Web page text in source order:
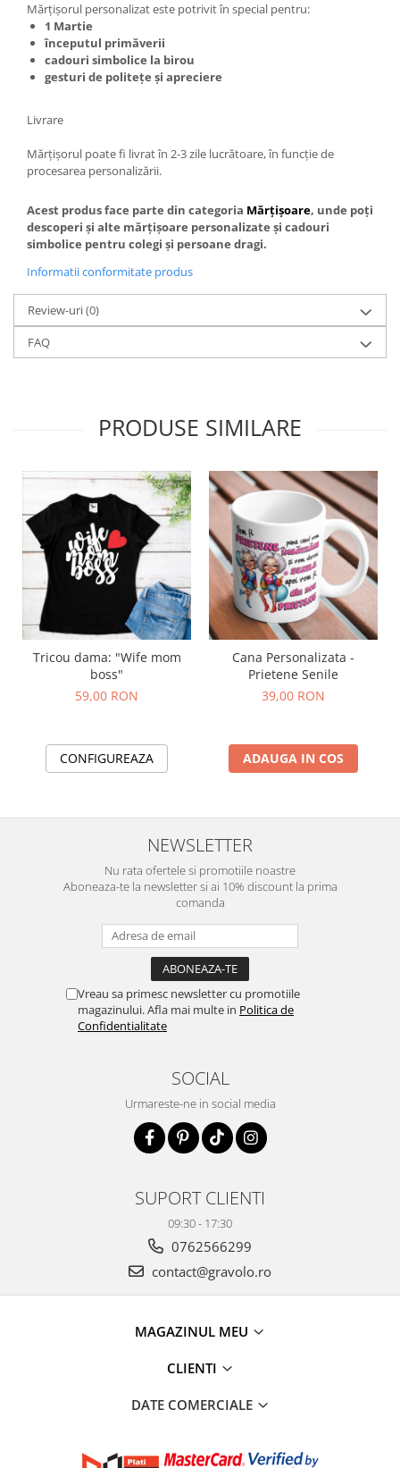
Mărțișorul personalizat este potrivit în special pentru:
1 Martie
începutul primăverii
cadouri simbolice la birou
gesturi de politețe și apreciere
Livrare
Mărțișorul poate fi livrat în 2-3 zile lucrătoare, în funcție de
procesarea personalizării.
Acest produs face parte din categoria Mărțișoare, unde poți
descoperi și alte mărțișoare personalizate și cadouri
simbolice pentru colegi și persoane dragi.
Informatii conformitate produs
Review-uri(0)
FAQ
PRODUSE SIMILARE
Tricou dama: "Wife mom
boss"
59,00 RON
CONFIGUREAZA
Cana Personalizata -
Prietene Senile
39,00 RON
ADAUGA IN COS
NEWSLETTER
Nu rata ofertele si promotiile noastre
Aboneaza-te la newsletter si ai 10% discount la prima
comanda
Vreau sa primesc newsletter cu promotiile
magazinului. Afla mai multe in Politica de
Confidentialitate
SOCIAL
Urmareste-ne in social media
SUPORT CLIENTI
09:30 - 17:30
0762566299
contact@gravolo.ro
MAGAZINUL MEU
CLIENTI
DATE COMERCIALE